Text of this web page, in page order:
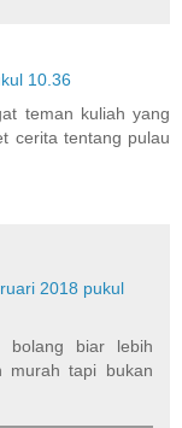
10.36
teman kuliah yang
cerita tentang pulau
2018 pukul
bolang biar lebih
murah tapi bukan